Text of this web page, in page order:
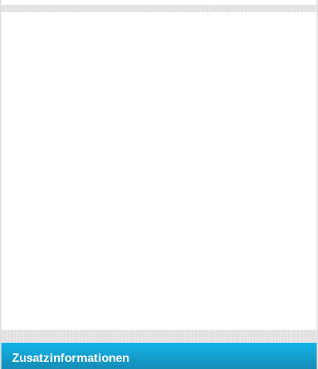
Zusatzinformationen